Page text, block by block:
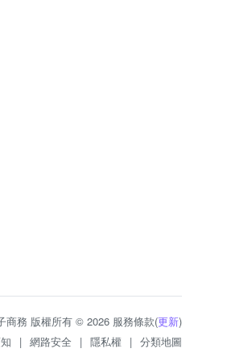
商務 版權所有 © 2026 服務條款(更新)
| 網路安全 | 隱私權 | 分類地圖